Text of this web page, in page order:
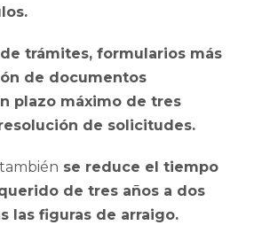
trámites, formularios más
de documentos
plazo máximo de tres
de solicitudes.
se reduce el tiempo
de tres años a dos
las figuras de arraigo.